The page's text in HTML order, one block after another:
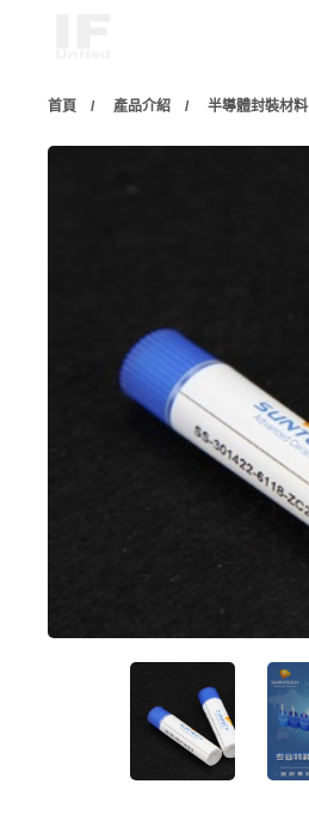
首頁 產品介紹 半導體封裝材料